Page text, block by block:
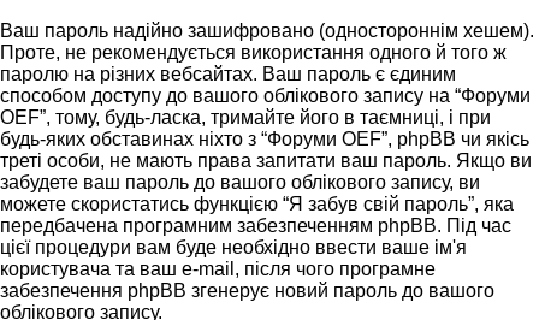
Ваш пароль надійно зашифровано (одностороннім хешем).
Проте, не рекомендується використання одного й того ж
паролю на різних вебсайтах. Ваш пароль є єдиним
способом доступу до вашого облікового запису на “Форуми
OEF”, тому, будь-ласка, тримайте його в таємниці, і при
будь-яких обставинах ніхто з “Форуми OEF”, phpBB чи якісь
треті особи, не мають права запитати ваш пароль. Якщо ви
забудете ваш пароль до вашого облікового запису, ви
можете скористатись функцією “Я забув свій пароль”, яка
передбачена програмним забезпеченням phpBB. Під час
цієї процедури вам буде необхідно ввести ваше ім'я
користувача та ваш e-mail, після чого програмне
забезпечення phpBB згенерує новий пароль до вашого
облікового запису.